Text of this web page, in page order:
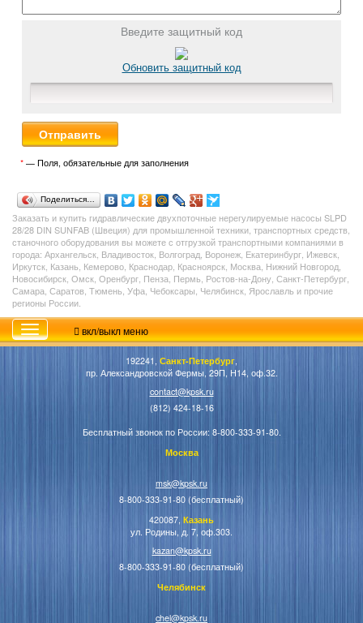
Введите защитный код
Обновить защитный код
* — Поля, обязательные для заполнения
Поделиться…
Заказать и купить гидравлические двухпоточные нерегулируемые насосы SLPD
28/28 DIN SUNFAB (Швеция) для промышленной техники, транспортных средств,
станочного оборудования вы можете с отгрузкой транспортными компаниями в
города: Архангельск, Владивосток, Волгоград, Воронеж, Екатеринбург, Ижевск,
Иркутск, Казань, Кемерово, Краснодар, Красноярск, Москва, Нижний Новгород,
Новосибирск, Омск, Оренбург, Пенза, Пермь, Ростов-на-Дону, Санкт-Петербург,
Самара, Саратов, Тюмень, Уфа, Чебоксары, Челябинск, Ярославль и прочие
регионы России.
вкл/выкл меню
192241, Санкт-Петербург
пр. Александровской Фермы, 29П, Н14, оф.32.
contact@kpsk.ru
(812) 424-18-16
Бесплатный звонок по России: 8-800-333-91-80.
Москва
msk@kpsk.ru
8-800-333-91-80 (бесплатный)
420087, Казань
ул. Родины, д. 7, оф.303.
kazan@kpsk.ru
8-800-333-91-80 (бесплатный)
Челябинск
chel@kpsk.ru